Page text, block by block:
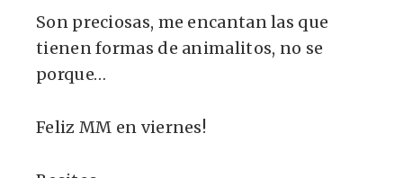
Son preciosas, me encantan las que
tienen formas de animalitos, no se
porque…
Feliz MM en viernes!